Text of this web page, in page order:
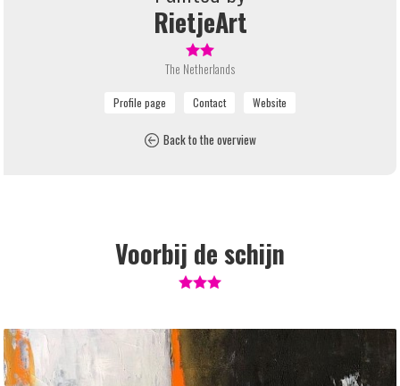
RietjeArt
The Netherlands
Back to the overview
Voorbij de schijn